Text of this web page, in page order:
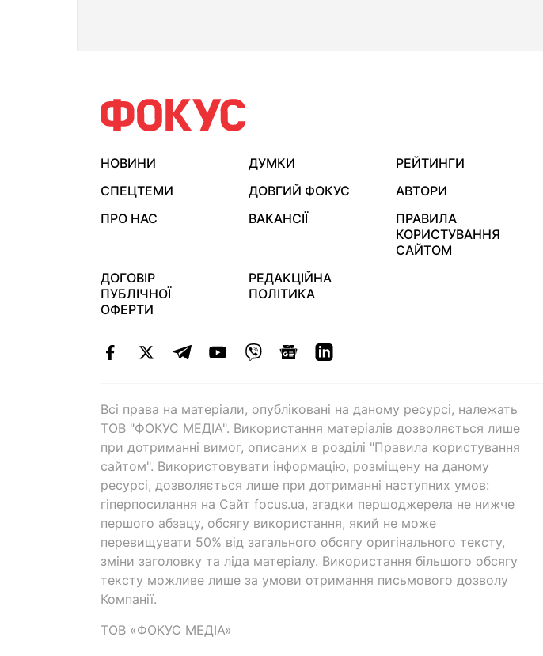
НОВИНИ ДУМКИ
РЕЙТИНГИ
СПЕЦТЕМИ
ДОВГИЙ ФОКУС
АВТОРИ
ПРО НАС
ВАКАНСІЇ
ПРАВИЛА
КОРИСТУВАННЯ
САЙТОМ
ДОГОВІР
ПУБЛІЧНОЇ
ОФЕРТИ
РЕДАКЦІЙНА
ПОЛІТИКА
Всі права на матеріали, опубліковані на даному ресурсі, належать
ТОВ "ФОКУС МЕДІА". Використання матеріалів дозволяється лише
при дотриманні вимог, описаних в розділі "Правила користування
сайтом". Використовувати інформацію, розміщену на даному
ресурсі, дозволяється лише при дотриманні наступних умов:
гіперпосилання на Cайт focus.ua, згадки першоджерела не нижче
першого абзацу, обсягу використання, який не може
перевищувати 50% від загального обсягу оригінального тексту,
зміни заголовку та ліда матеріалу. Використання більшого обсягу
тексту можливе лише за умови отримання письмового дозволу
Компанії.
ТОВ «ФОКУС МЕДІА»